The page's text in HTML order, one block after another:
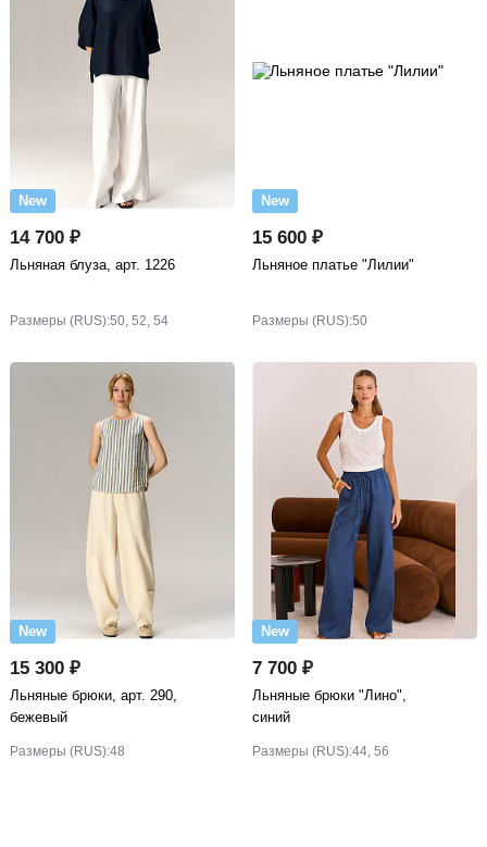
New
14 700 ₽
Льняная блуза, арт. 1226
Размеры (RUS):50, 52, 54
New
15 600 ₽
Льняное платье "Лилии"
Размеры (RUS):50
New
15 300 ₽
Льняные брюки, арт. 290,
бежевый
Размеры (RUS):48
New
7 700 ₽
Льняные брюки "Лино",
синий
Размеры (RUS):44, 56